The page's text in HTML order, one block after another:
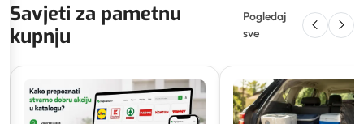
Savjeti za pametnu
kupnju
Pogledaj
sve